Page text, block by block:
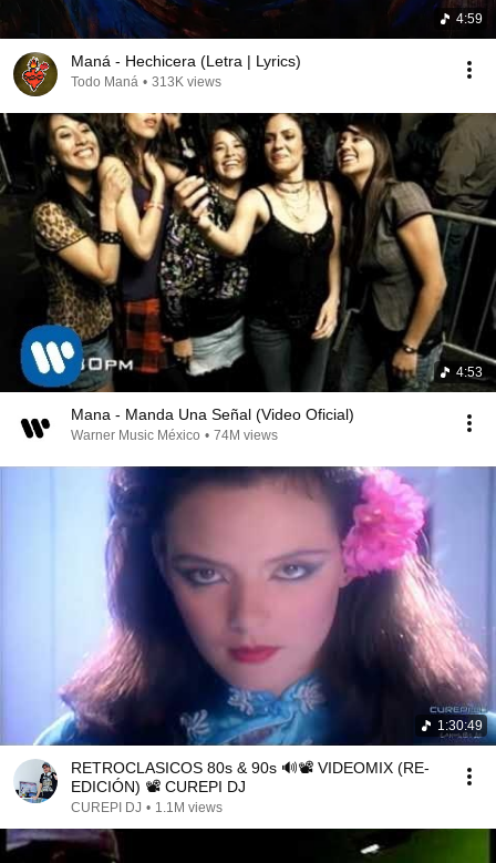
4:59
Maná - Hechicera (Letra | Lyrics)
Todo Maná • 313K views
4:53
Mana - Manda Una Señal (Video Oficial)
Warner Music México • 74M views
1:30:49
RETROCLASICOS 80s & 90s 🔊📽️ VIDEOMIX (RE-
EDICIÓN) 📽️ CUREPI DJ
CUREPI DJ • 1.1M views